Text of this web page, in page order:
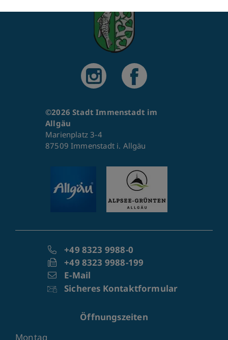
©2026 Stadt Immenstadt im
Allgäu
Marienplatz 3-4
87509 Immenstadt i. Allgäu
+49 8323 9988-0
+49 8323 9988-199
E-Mail
Sicheres Kontaktformular
Öffnungszeiten
Montag